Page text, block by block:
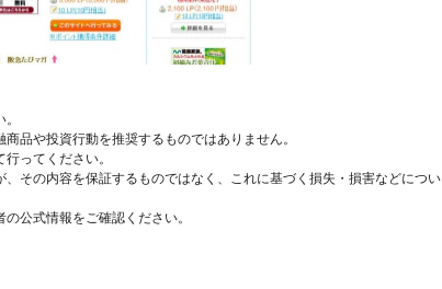
品や投資行動を推奨するものではありません。
ってください。
その内容を保証するものではなく、これに基づく損失・損害などについ
公式情報をご確認ください。